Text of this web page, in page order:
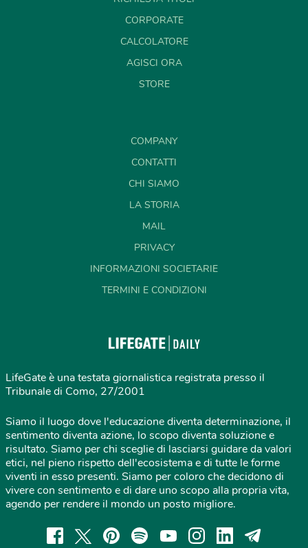
CORPORATE
CALCOLATORE
AGISCI ORA
STORE
COMPANY
CONTATTI
CHI SIAMO
LA STORIA
MAIL
PRIVACY
INFORMAZIONI SOCIETARIE
TERMINI E CONDIZIONI
LifeGate è una testata giornalistica registrata presso il
Tribunale di Como, 27/2001
Siamo il luogo dove l'educazione diventa determinazione, il
sentimento diventa azione, lo scopo diventa soluzione e
risultato. Siamo per chi sceglie di lasciarsi guidare da valori
etici, nel pieno rispetto dell'ecosistema e di tutte le forme
viventi in esso presenti. Siamo per coloro che decidono di
vivere con sentimento e di dare uno scopo alla propria vita,
agendo per rendere il mondo un posto migliore.